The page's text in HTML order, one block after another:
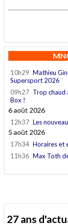
10h29 Mathieu
Supersport 2026
09h27 Trop chaud
Box !
6 août 2026
12h37 Les
5 août 2026
17h34 Horaires et
11h36 Max Toth
27 ans